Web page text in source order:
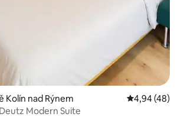
Kolín nad Rýnem Průměrné
4,94 (48)
Modern Suite